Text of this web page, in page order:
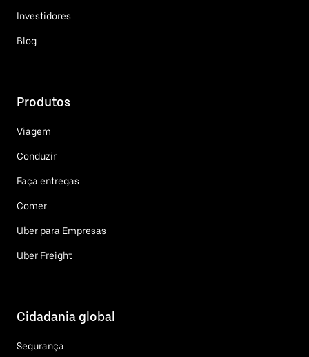
Investidores
Blog
Produtos
Viagem
Conduzir
Faça entregas
Comer
Uber para Empresas
Uber Freight
Cidadania global
Segurança